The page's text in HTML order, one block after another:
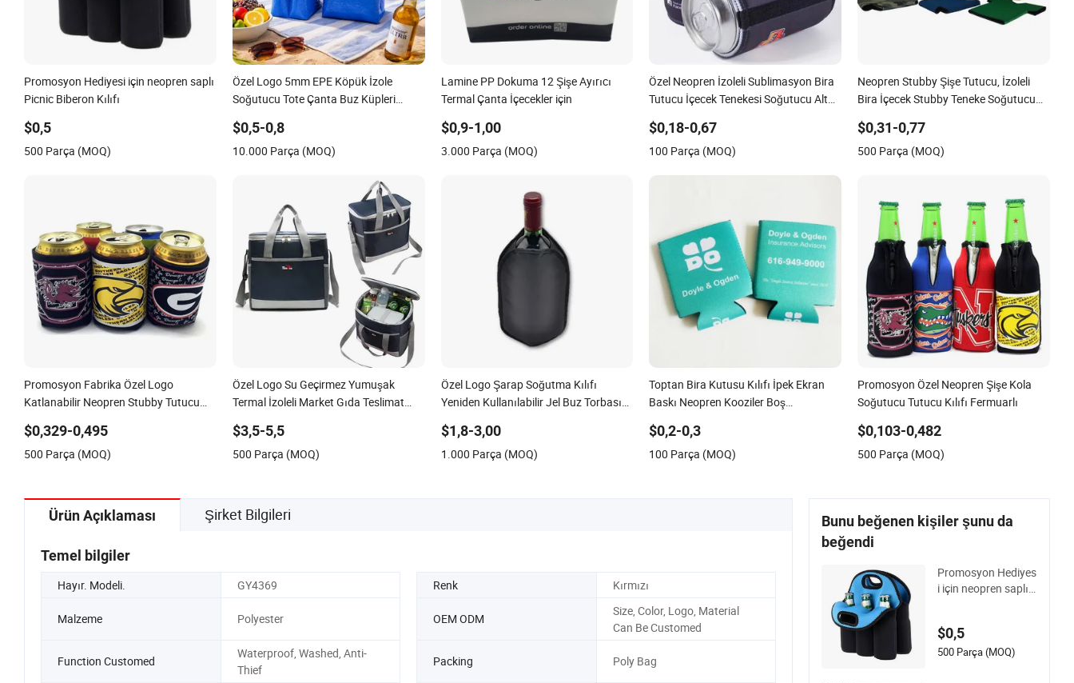
Promosyon Hediyesi için neopren saplı
Picnic Biberon Kılıfı
$0,5
500 Parça (MOQ)
Özel Logo 5mm EPE Köpük İzole
Soğutucu Tote Çanta Buz Küpleri
Meyve Suyu Şişesi Paketleme için Snap
Kollar ile
$0,5-0,8
10.000 Parça (MOQ)
Lamine PP Dokuma 12 Şişe Ayırıcı
Termal Çanta İçecekler için
$0,9-1,00
3.000 Parça (MOQ)
Özel Neopren İzoleli Sublimasyon Bira
Tutucu İçecek Tenekesi Soğutucu Alt
$0,18-0,67
100 Parça (MOQ)
Neopren Stubby Şişe Tutucu, İzoleli
Bira İçecek Stubby Teneke Soğutucu
$0,31-0,77
500 Parça (MOQ)
Promosyon Fabrika Özel Logo
Katlanabilir Neopren Stubby Tutucu
$0,329-0,495
500 Parça (MOQ)
Özel Logo Su Geçirmez Yumuşak
Termal İzoleli Market Gıda Teslimat
Şarap Bira Buz Donmuş Soğutucu
Çantası
$3,5-5,5
500 Parça (MOQ)
Özel Logo Şarap Soğutma Kılıfı
Yeniden Kullanılabilir Jel Buz Torbası
$1,8-3,00
1.000 Parça (MOQ)
Toptan Bira Kutusu Kılıfı İpek Ekran
Baskı Neopren Kooziler Boş
$0,2-0,3
100 Parça (MOQ)
Promosyon Özel Neopren Şişe Kola
Soğutucu Tutucu Kılıfı Fermuarlı
$0,103-0,482
500 Parça (MOQ)
Ürün Açıklaması Şirket Bilgileri
Temel bilgiler
Hayır. Modeli. GY4369 Renk Kırmızı
Malzeme Polyester OEM ODM
Size, Color, Logo, Material
Can Be Customed
Function Customed
Waterproof, Washed, Anti-
Thief
Packing Poly Bag
Bunu beğenen kişiler şunu da
beğendi
Promosyon Hediyes
i için neopren saplı
$0,5
500 Parça (MOQ)